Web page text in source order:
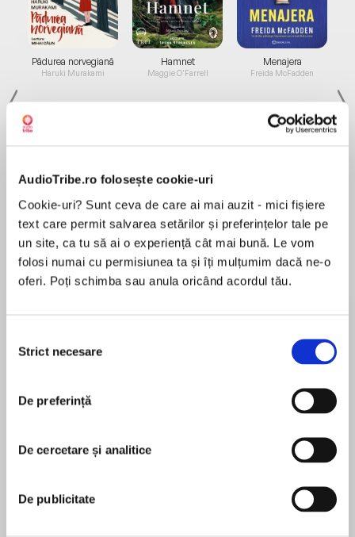
AudioTribe.ro folosește cookie-uri
Cookie-uri? Sunt ceva de care ai mai auzit - mici fișiere
text care permit salvarea setărilor și preferințelor tale pe
un site, ca tu să ai o experiență cât mai bună. Le vom
folosi numai cu permisiunea ta și îți mulțumim dacă ne-o
oferi. Poți schimba sau anula oricând acordul tău.
consimțământului
Strict necesare
De preferință
De cercetare și analitice
De publicitate
Pădurea norvegiană
Haruki Murakami
Elita de Argint (Elita
Hamnet
Maggie O'Farrell
Diavolul se îmbracă de
la...
Lauren Weisberger
Menajera
Freida McFadden
Migdală
Sohn Won-pyung
Auden Dare, un băiat de unsprezece ani, nu
poate vedea culorile, ci doar albul, negrul și
într-o lume postapocaliptică, nu foarte
îndepărtată de prezent, în care nu mai plouă de
asta se poartă războaie. Despre tatăl său știe
extraordinar om de știință de la Cambridge, a
În acest moment nu există recenzii